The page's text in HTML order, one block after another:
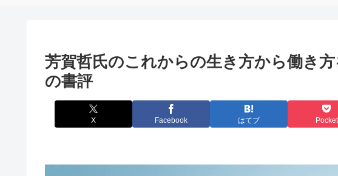
芳賀哲氏のこれからの生き方から働き
の書評
X Facebook はてブ Pocket